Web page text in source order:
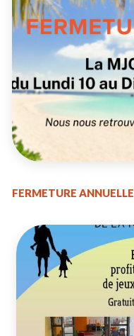
FERMETURE ANNUELLE